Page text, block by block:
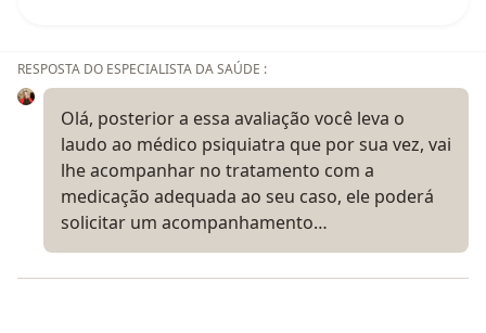
RESPOSTA DO ESPECIALISTA DA SAÚDE :
Olá, posterior a essa avaliação você leva o
laudo ao médico psiquiatra que por sua vez, vai
lhe acompanhar no tratamento com a
medicação adequada ao seu caso, ele poderá
solicitar um acompanhamento…